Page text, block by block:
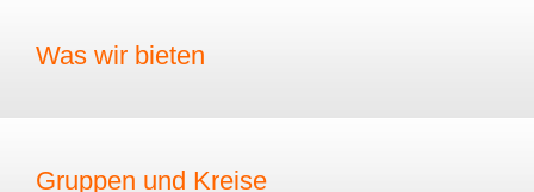
Was wir bieten
Gruppen und Kreise